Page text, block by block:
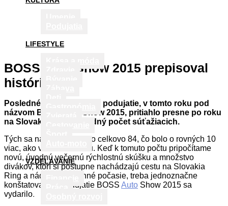
LIFESTYLE
VZDELÁVANIE
BOSS Auto Show 2015 prepisoval
históriu
Posledné slovenské rally podujatie, v tomto roku pod
názvom BOSS
Show 2015, pritiahlo presne po roku
na Slovakia Ring rekordný počet súťažiacich.
Tých sa na štart postavilo celkovo 84, čo bolo o rovných 10
viac, ako v minulom roku. Keď k tomuto počtu pripočítame
novú, úvodnú večernú rýchlostnú skúšku a množstvo
divákov, ktorí si postupne nachádzajú cestu na Slovakia
Ring a nádherné jesenné počasie, treba jednoznačne
konštatovať, že podujatie BOSS Auto Show 2015 sa
vydarilo.